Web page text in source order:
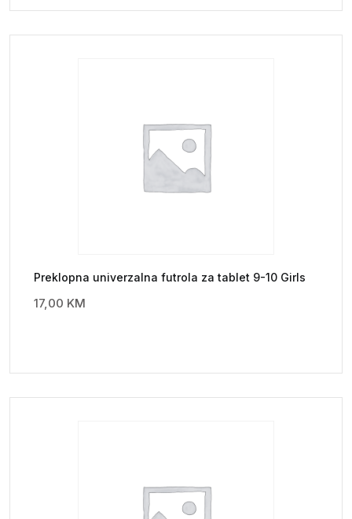
Preklopna univerzalna futrola za tablet 9-10 Girls
17,00 KM